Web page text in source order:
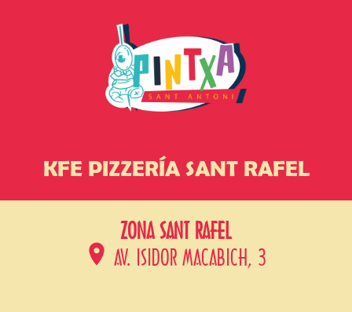
KFE PIZZERÍA SANT RAFEL
ZONA SANT RAFEL
AV. ISIDOR MACABICH, 3